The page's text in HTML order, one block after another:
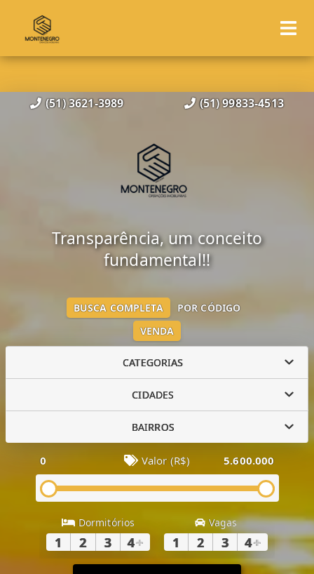
(51) 3621-3989 (51) 99833-4513
Transparência, um conceito
fundamental!!
VENDA
BUSCA COMPLETA POR CÓDIGO
CATEGORIAS
CIDADES
BAIRROS
0 Valor (R$) 5.600.000
Dormitórios
1 2 3 4+
Vagas
1 2 3 4+